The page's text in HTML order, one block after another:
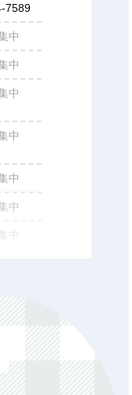
7589
中
中
中
中
中
中
中
中